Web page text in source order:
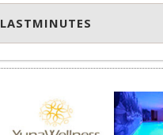
LASTMINUTES